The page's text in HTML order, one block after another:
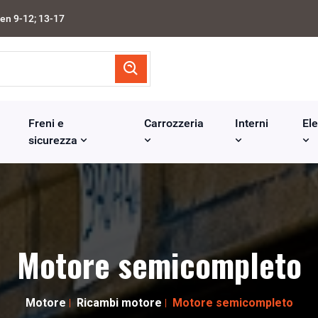
9-12; 13-17
Freni e
sicurezza
Carrozzeria Interni
Motore semicompleto
Motore Ricambi motore Motore semicompleto